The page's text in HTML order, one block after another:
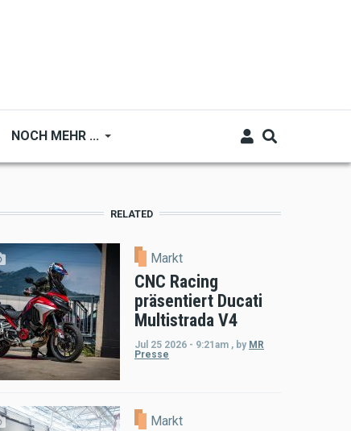
NOCH MEHR ...
RELATED
Markt
CNC Racing
präsentiert Ducati
Multistrada V4
Jul 25 2026 - 9:21am , by MR
Presse
Markt